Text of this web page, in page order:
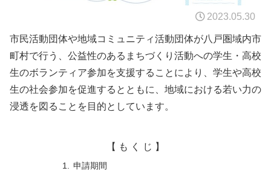
2023.05.30
市民活動団体や地域コミュニティ活動団体が八戸圏域内市
町村で行う、公益性のあるまちづくり活動への学生・高校
生のボランティア参加を支援することにより、学生や高校
生の社会参加を促進するとともに、地域における若い力の
浸透を図ることを目的としています。
【 も く じ 】
申請期間